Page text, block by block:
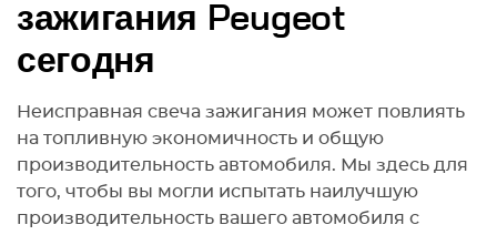
зажигания Peugeot
сегодня
Неисправная свеча зажигания может повлиять
на топливную экономичность и общую
производительность автомобиля. Мы здесь для
того, чтобы вы могли испытать наилучшую
производительность вашего автомобиля с